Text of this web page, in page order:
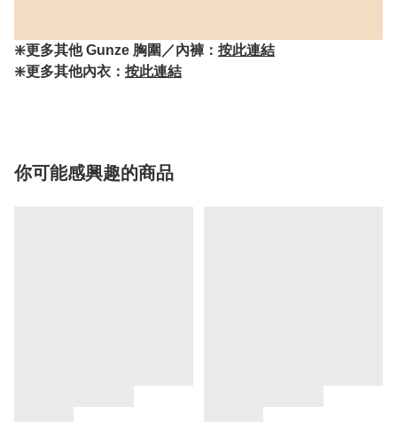
❇️更多其他 Gunze 胸圍／內褲： 按此連結
❇️更多其他內衣： 按此連結
你可能感興趣的商品